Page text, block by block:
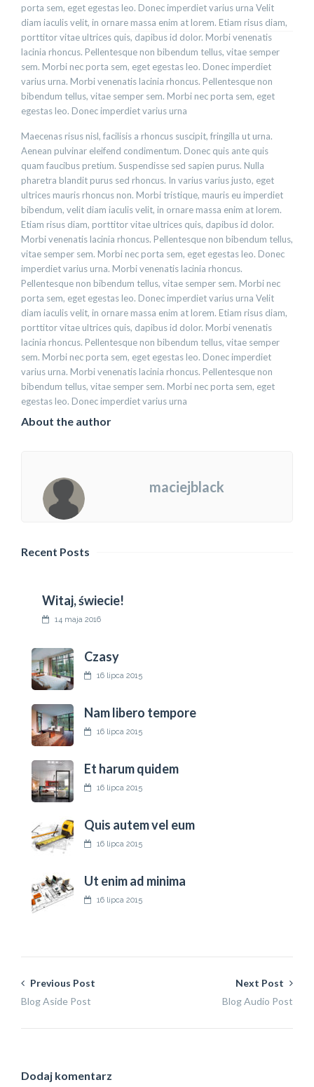
porta sem, eget egestas leo. Donec imperdiet varius urna Velit
diam iaculis velit, in ornare massa enim at lorem. Etiam risus diam,
porttitor vitae ultrices quis, dapibus id dolor. Morbi venenatis
lacinia rhoncus. Pellentesque non bibendum tellus, vitae semper
sem. Morbi nec porta sem, eget egestas leo. Donec imperdiet
varius urna. Morbi venenatis lacinia rhoncus. Pellentesque non
bibendum tellus, vitae semper sem. Morbi nec porta sem, eget
egestas leo. Donec imperdiet varius urna
Maecenas risus nisl, facilisis a rhoncus suscipit, fringilla ut urna.
Aenean pulvinar eleifend condimentum. Donec quis ante quis
quam faucibus pretium. Suspendisse sed sapien purus. Nulla
pharetra blandit purus sed rhoncus. In varius varius justo, eget
ultrices mauris rhoncus non. Morbi tristique, mauris eu imperdiet
bibendum, velit diam iaculis velit, in ornare massa enim at lorem.
Etiam risus diam, porttitor vitae ultrices quis, dapibus id dolor.
Morbi venenatis lacinia rhoncus. Pellentesque non bibendum tellus,
vitae semper sem. Morbi nec porta sem, eget egestas leo. Donec
imperdiet varius urna. Morbi venenatis lacinia rhoncus.
Pellentesque non bibendum tellus, vitae semper sem. Morbi nec
porta sem, eget egestas leo. Donec imperdiet varius urna Velit
diam iaculis velit, in ornare massa enim at lorem. Etiam risus diam,
porttitor vitae ultrices quis, dapibus id dolor. Morbi venenatis
lacinia rhoncus. Pellentesque non bibendum tellus, vitae semper
sem. Morbi nec porta sem, eget egestas leo. Donec imperdiet
varius urna. Morbi venenatis lacinia rhoncus. Pellentesque non
bibendum tellus, vitae semper sem. Morbi nec porta sem, eget
egestas leo. Donec imperdiet varius urna
About the author
maciejblack
Recent Posts
Witaj, świecie!
14 maja 2016
Czasy
16 lipca 2015
Nam libero tempore
16 lipca 2015
Et harum quidem
16 lipca 2015
Quis autem vel eum
16 lipca 2015
Ut enim ad minima
16 lipca 2015
Previous Post
Blog Aside Post
Next Post
Blog Audio Post
Dodaj komentarz